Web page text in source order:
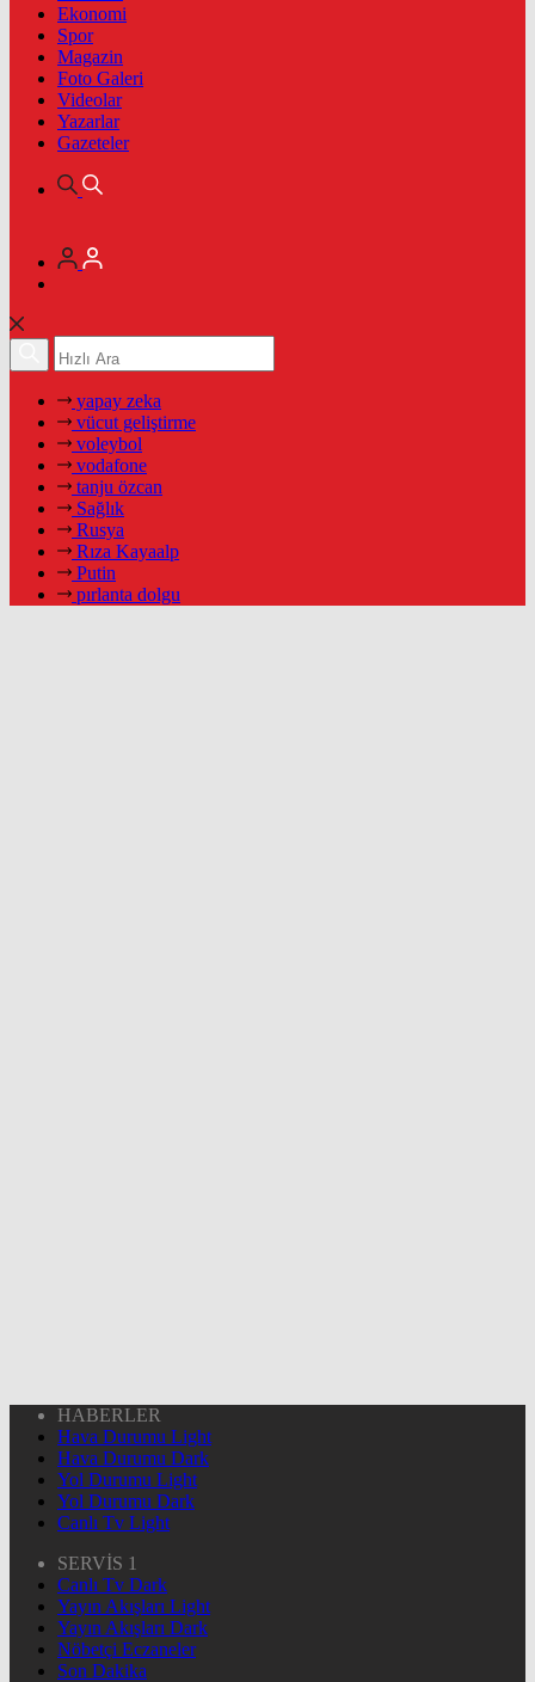
Ekonomi
Spor
Magazin
Foto Galeri
Videolar
Yazarlar
Gazeteler
yapay zeka
vücut geliştirme
voleybol
vodafone
tanju özcan
Sağlık
Rusya
Rıza Kayaalp
Putin
pırlanta dolgu
HABERLER
Hava Durumu Light
Hava Durumu Dark
Yol Durumu Light
Yol Durumu Dark
Canlı Tv Light
SERVİS 1
Canlı Tv Dark
Yayın Akışları Light
Yayın Akışları Dark
Nöbetçi Eczaneler
Son Dakika